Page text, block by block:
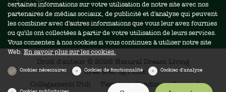
Droit d'auteur © 2026 Natural Dream Living
Créé avecdg1.com
Collegamenti Utili
Termini e Condizioni Generali
certaines informations sur votre utilisation de notre site avec nos
partenaires de médias sociaux, de publicité et d'analyse qui peuvent
les combiner avec d'autres informations que vous leur avez fournies
ou qu'ils ont collectées à partir de votre utilisation de leurs services.
Vous consentez à nos cookies si vous continuez à utiliser notre site
Web. En savoir plus sur les cookies.
Cookies nécessaires Cookies de fonctionnalité Cookies d'analyse